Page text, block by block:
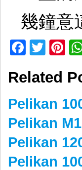
幾鐘意
Related
Pelikan
Pelikan
Pelikan
Pelikan